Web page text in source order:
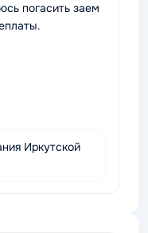
погасить заем
Иркутской